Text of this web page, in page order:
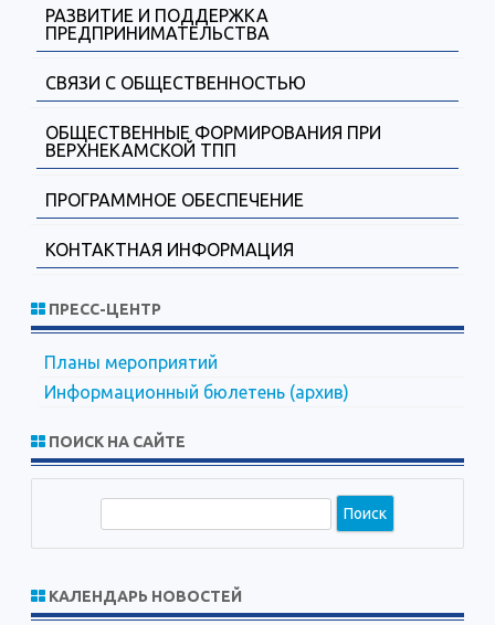
РАЗВИТИЕ И ПОДДЕРЖКА
ПРЕДПРИНИМАТЕЛЬСТВА
СВЯЗИ С ОБЩЕСТВЕННОСТЬЮ
ОБЩЕСТВЕННЫЕ ФОРМИРОВАНИЯ ПРИ
ВЕРХНЕКАМСКОЙ ТПП
ПРОГРАММНОЕ ОБЕСПЕЧЕНИЕ
КОНТАКТНАЯ ИНФОРМАЦИЯ
ПРЕСС-ЦЕНТР
Планы мероприятий
Информационный бюлетень (архив)
ПОИСК НА САЙТЕ
с
к
КАЛЕНДАРЬ НОВОСТЕЙ